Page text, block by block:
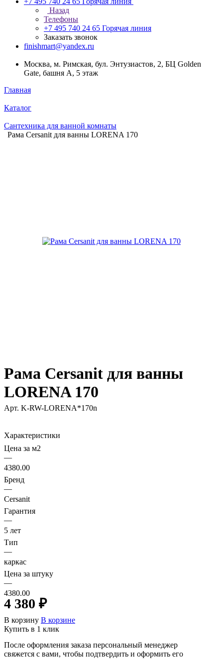
Назад
Телефоны
+7 495 740 24 65 Горячая линия
Заказать звонок
finishmart@yandex.ru
Москва, м. Римская, бул. Энтузиастов, 2, БЦ Golden
Gate, башня А, 5 этаж
Главная
Каталог
Сантехника для ванной комнаты
Рама Cersanit для ванны LORENA 170
Рама Cersanit для ванны
LORENA 170
Арт. K-RW-LORENA*170n
Характеристики
Цена за м2
—
4380.00
Бренд
—
Cersanit
Гарантия
—
5 лет
Тип
—
каркас
Цена за штуку
—
4380.00
4 380 ₽
В корзину В корзине
Купить в 1 клик
После оформления заказа персональный менеджер
свяжется с вами, чтобы подтвердить и оформить его